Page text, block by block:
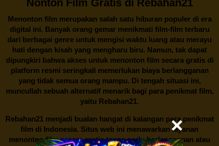
Nonton Film Gratis di Rebahan21
Menonton film merupakan salah satu hiburan populer di era
digital ini. Banyak orang gemar menikmati film-film terbaru
dari berbagai genre untuk mengisi waktu luang atau merayu
hati dengan kisah yang mengharu biru. Namun, tak dapat
dipungkiri bahwa akses untuk menonton film secara gratis di
platform resmi seringkali memerlukan biaya berlangganan
yang tidak semua orang mampu. Di tengah situasi ini,
muncullah sebuah alternatif menarik bagi para penikmat film,
yaitu Rebahan21.
Rebahan21menjadi bualan hangat di kalangan para penikmat
film di Indonesia. Situs web ini menawarkan layanan
menonton film secara gratis tanpa perlu berlangganan atau